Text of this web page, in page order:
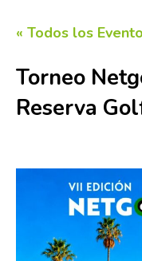
« Todos los
Torneo
Reserva